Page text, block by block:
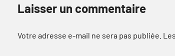
Laisser un commentaire
Votre adresse e-mail ne sera pas publiée.